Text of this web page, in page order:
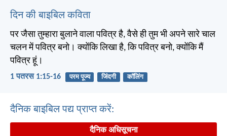
दिन की बाइबिल कविता
पर जैसा तुम्हारा बुलाने वाला पवित्र है, वैसे ही तुम भी अपने सारे चाल
चलन में पवित्र बनो। क्योंकि लिखा है, कि पवित्र बनो, क्योंकि मैं
पवित्र हूं।
1 पतरस 1:15-16 परम पूज्य जिंदगी कॉलिंग
दैनिक बाइबिल पद्य प्राप्त करें:
दैनिक अधिसूचना